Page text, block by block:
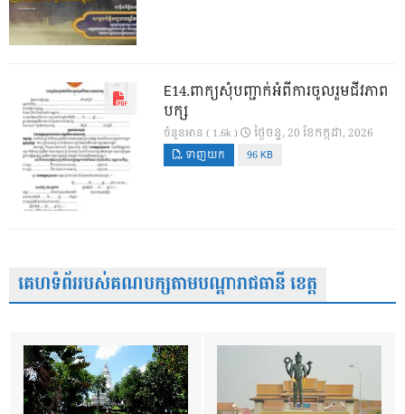
E14.ពាក្យសុំបញ្ជាក់អំពីការចូលរួមជីវភាព
បក្ស
ចំនួនអាន ( 1.6k ) ថ្ងៃ​ចន្ទ, 20 ខែ​កក្កដា, 2026
ទាញយក 96 KB
គេហទំព័ររបស់គណបក្សតាមបណ្តារាជធានី ខេត្ត